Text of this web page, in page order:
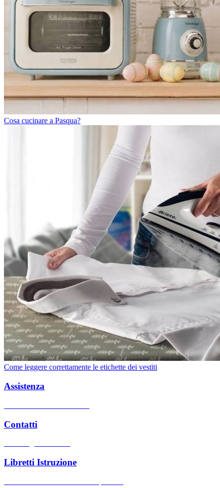
Cosa cucinare a Pasqua?
Come leggere correttamente le etichette dei vestiti
Assistenza
Contatti
Libretti Istruzione